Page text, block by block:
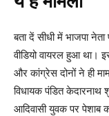
बता दें सीधी में भाजपा
वीडियो वायरल हुआ था।
और कांग्रेस दोनों ने ही
विधायक पंडित केदारनाथ
आदिवासी युवक पर पेशाब